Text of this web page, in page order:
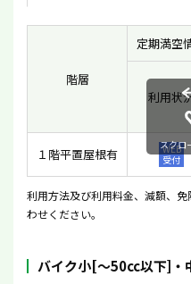
階層
定期満空
利用状
１階平置屋根有
WEB
受付
スクロ
利用方法及び利用料金、減額、
わせください。
バイク小[〜50cc以下]